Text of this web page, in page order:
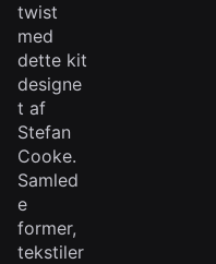
twist
med
dette kit
designe
t af
Stefan
Cooke.
Samled
e
former,
tekstiler